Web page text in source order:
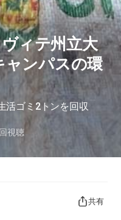
ィテ州立大
ャンパスの環
活ゴミ2トンを回収
回視聴
共有